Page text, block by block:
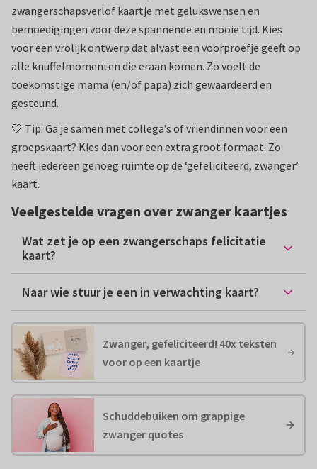
zwangerschapsverlof kaartje met gelukswensen en
bemoedigingen voor deze spannende en mooie tijd. Kies
voor een vrolijk ontwerp dat alvast een voorproefje geeft op
alle knuffelmomenten die eraan komen. Zo voelt de
toekomstige mama (en/of papa) zich gewaardeerd en
gesteund.
🤍 Tip: Ga je samen met collega’s of vriendinnen voor een
groepskaart? Kies dan voor een extra groot formaat. Zo
heeft iedereen genoeg ruimte op de ‘gefeliciteerd, zwanger’
kaart.
Veelgestelde vragen over zwanger kaartjes
Wat zet je op een zwangerschaps felicitatie
kaart?
Naar wie stuur je een in verwachting kaart?
Zwanger, gefeliciteerd! 40x teksten
voor op een kaartje
Schuddebuiken om grappige
zwanger quotes